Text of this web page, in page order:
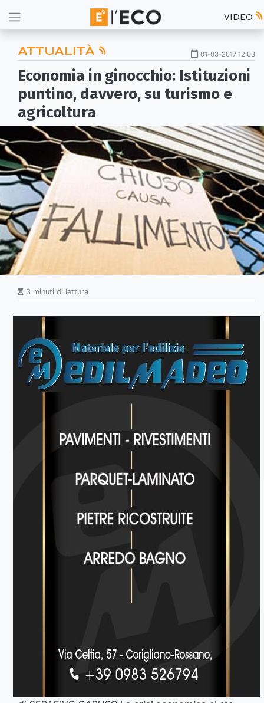
VIDEO
ATTUALITÀ 01-03-2017 12:03
Economia in ginocchio: Istituzioni
puntino, davvero, su turismo e
agricoltura
3 minuti di lettura